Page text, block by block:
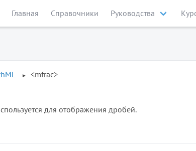
Главная Справочники Руководства
<mfrac>
для отображения дробей.